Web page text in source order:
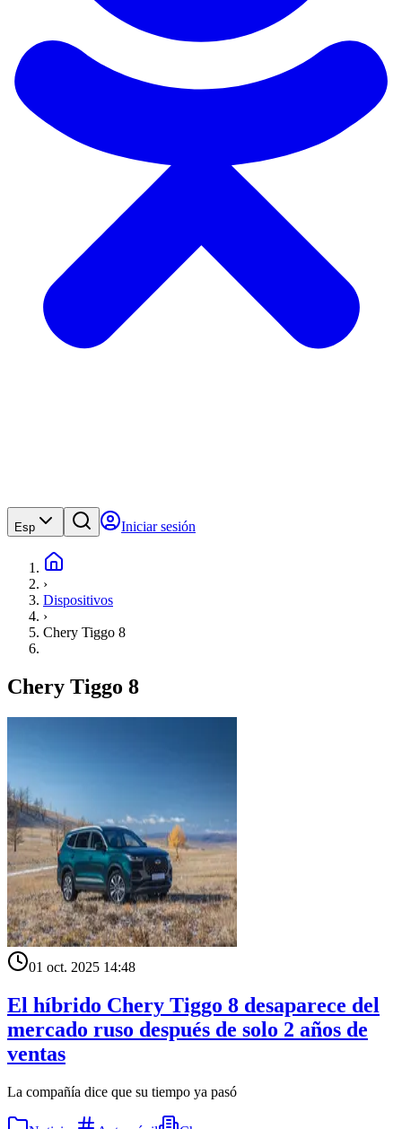
Esp Iniciar sesión
›
Dispositivos
›
Chery Tiggo 8
Chery Tiggo 8
01 oct. 2025 14:48
El híbrido Chery Tiggo 8 desaparece del
mercado ruso después de solo 2 años de
ventas
La compañía dice que su tiempo ya pasó